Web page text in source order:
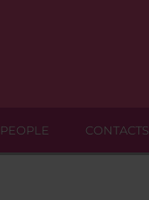
PEOPLE CONTACTS